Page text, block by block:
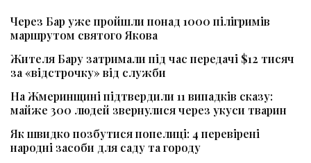
Через Бар уже пройшли понад 1000 пілігримів
маршрутом святого Якова
Жителя Бару затримали під час передачі $12 тисяч
за «відстрочку» від служби
На Жмеринщині підтвердили 11 випадків сказу:
майже 300 людей звернулися через укуси тварин
Як швидко позбутися попелиці: 4 перевірені
народні засоби для саду та городу